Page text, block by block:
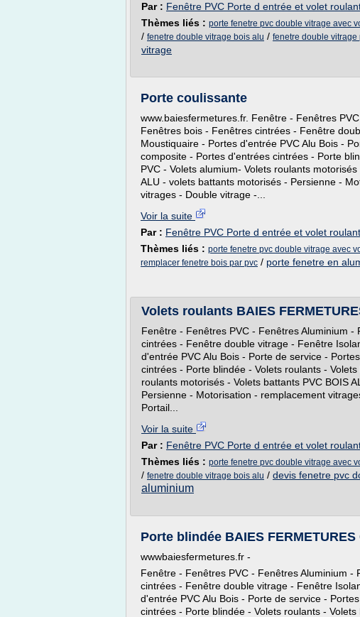
Par : Fenêtre PVC Porte d entrée et volet
Thèmes liés : porte fenetre pvc double vitrage avec
/ fenetre double vitrage bois alu / fenetre double vitrage
vitrage
Porte coulissante
www.baiesfermetures.fr. Fenêtre - Fenêtres
Fenêtres bois - Fenêtres cintrées - Fenêtre
Moustiquaire - Portes d'entrée PVC Alu Bois -
composite - Portes d'entrées cintrées - Porte
PVC - Volets alumium- Volets roulants
ALU - volets battants motorisés - Persienne -
vitrages - Double vitrage -...
Voir la suite
Par : Fenêtre PVC Porte d entrée et volet roulant
Thèmes liés : porte fenetre pvc double vitrage avec
remplacer fenetre bois par pvc / porte fenetre en
Volets roulants BAIES
Fenêtre - Fenêtres PVC - Fenêtres Aluminium -
cintrées - Fenêtre double vitrage - Fenêtre
d'entrée PVC Alu Bois - Porte de service -
cintrées - Porte blindée - Volets roulants -
roulants motorisés - Volets battants PVC BOIS
Persienne - Motorisation - remplacement
Portail...
Voir la suite
Par : Fenêtre PVC Porte d entrée et volet
Thèmes liés : porte fenetre pvc double vitrage avec
/ fenetre double vitrage bois alu / devis fenetre pvc
aluminium
Porte blindée BAIES
wwwbaiesfermetures.fr -
Fenêtre - Fenêtres PVC - Fenêtres Aluminium -
cintrées - Fenêtre double vitrage - Fenêtre
d'entrée PVC Alu Bois - Porte de service -
cintrées - Porte blindée - Volets roulants -